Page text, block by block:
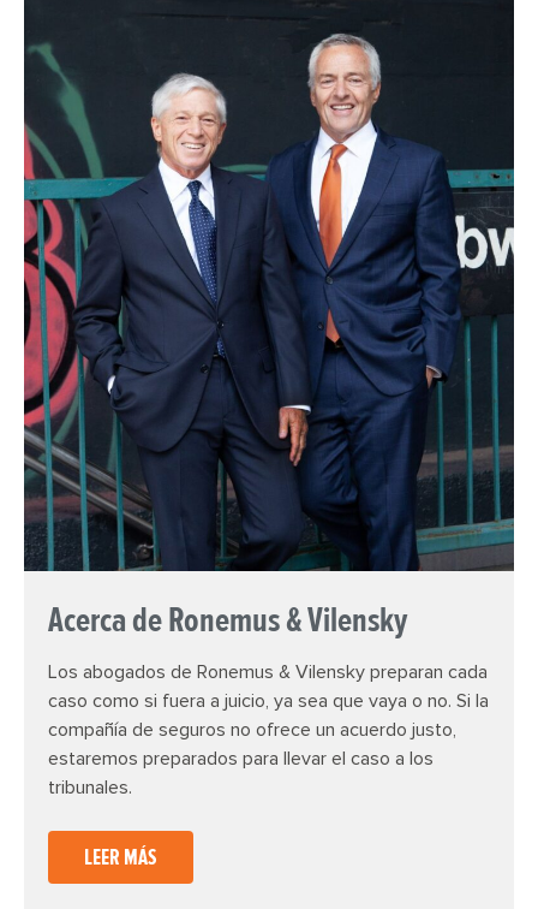
Acerca de Ronemus & Vilensky
Los abogados de Ronemus & Vilensky preparan cada
caso como si fuera a juicio, ya sea que vaya o no. Si la
compañía de seguros no ofrece un acuerdo justo,
estaremos preparados para llevar el caso a los
tribunales.
LEER MÁS